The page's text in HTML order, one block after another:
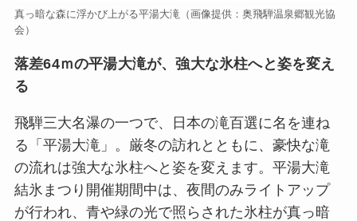
真っ暗な森に浮かび上がる平湯大滝（画像提供：奥飛騨温泉郷観光協
会）
落差64ｍの平湯大滝が、強大な氷柱へと姿を変え
る
飛騨三大名瀑の一つで、日本の滝百選に名を連ね
る「平湯大滝」。厳冬の訪れとともに、豪快な滝
の流れは強大な氷柱へと姿を変えます。平湯大滝
結氷まつり開催期間中は、夜間のみライトアップ
が行われ、青や緑の光で照らされた氷柱が真っ暗